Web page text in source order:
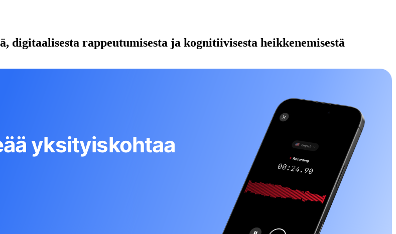
digitaalisesta rappeutumisesta ja kognitiivisesta heikkenemisestä
yksityiskohtaa